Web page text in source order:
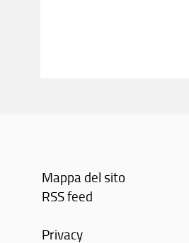
Mappa del sito
RSS feed
Privacy